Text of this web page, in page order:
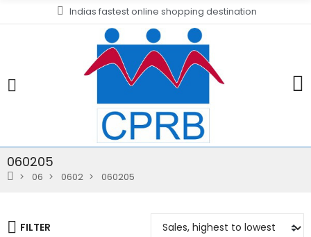
Indias fastest online shopping destination
060205
06 0602 060205
FILTER